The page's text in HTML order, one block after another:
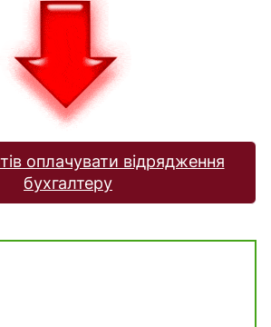
оплачувати відрядження
бухгалтеру